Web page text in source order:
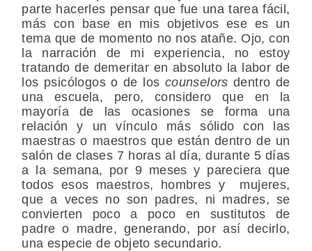
parte hacerles pensar que fue una tarea fácil,
más con base en mis objetivos ese es un
tema que de momento no nos atañe. Ojo, con
la narración de mi experiencia, no estoy
tratando de demeritar en absoluto la labor de
los psicólogos o de los counselorsdentro de
una escuela, pero, considero que en la
mayoría de las ocasiones se forma una
relación y un vínculo más sólido con las
maestras o maestros que están dentro de un
salón de clases 7 horas al día, durante 5 días
a la semana, por 9 meses y pareciera que
todos esos maestros, hombres y mujeres,
que a veces no son padres, ni madres, se
convierten poco a poco en sustitutos de
padre o madre, generando, por así decirlo,
una especie de objeto secundario.